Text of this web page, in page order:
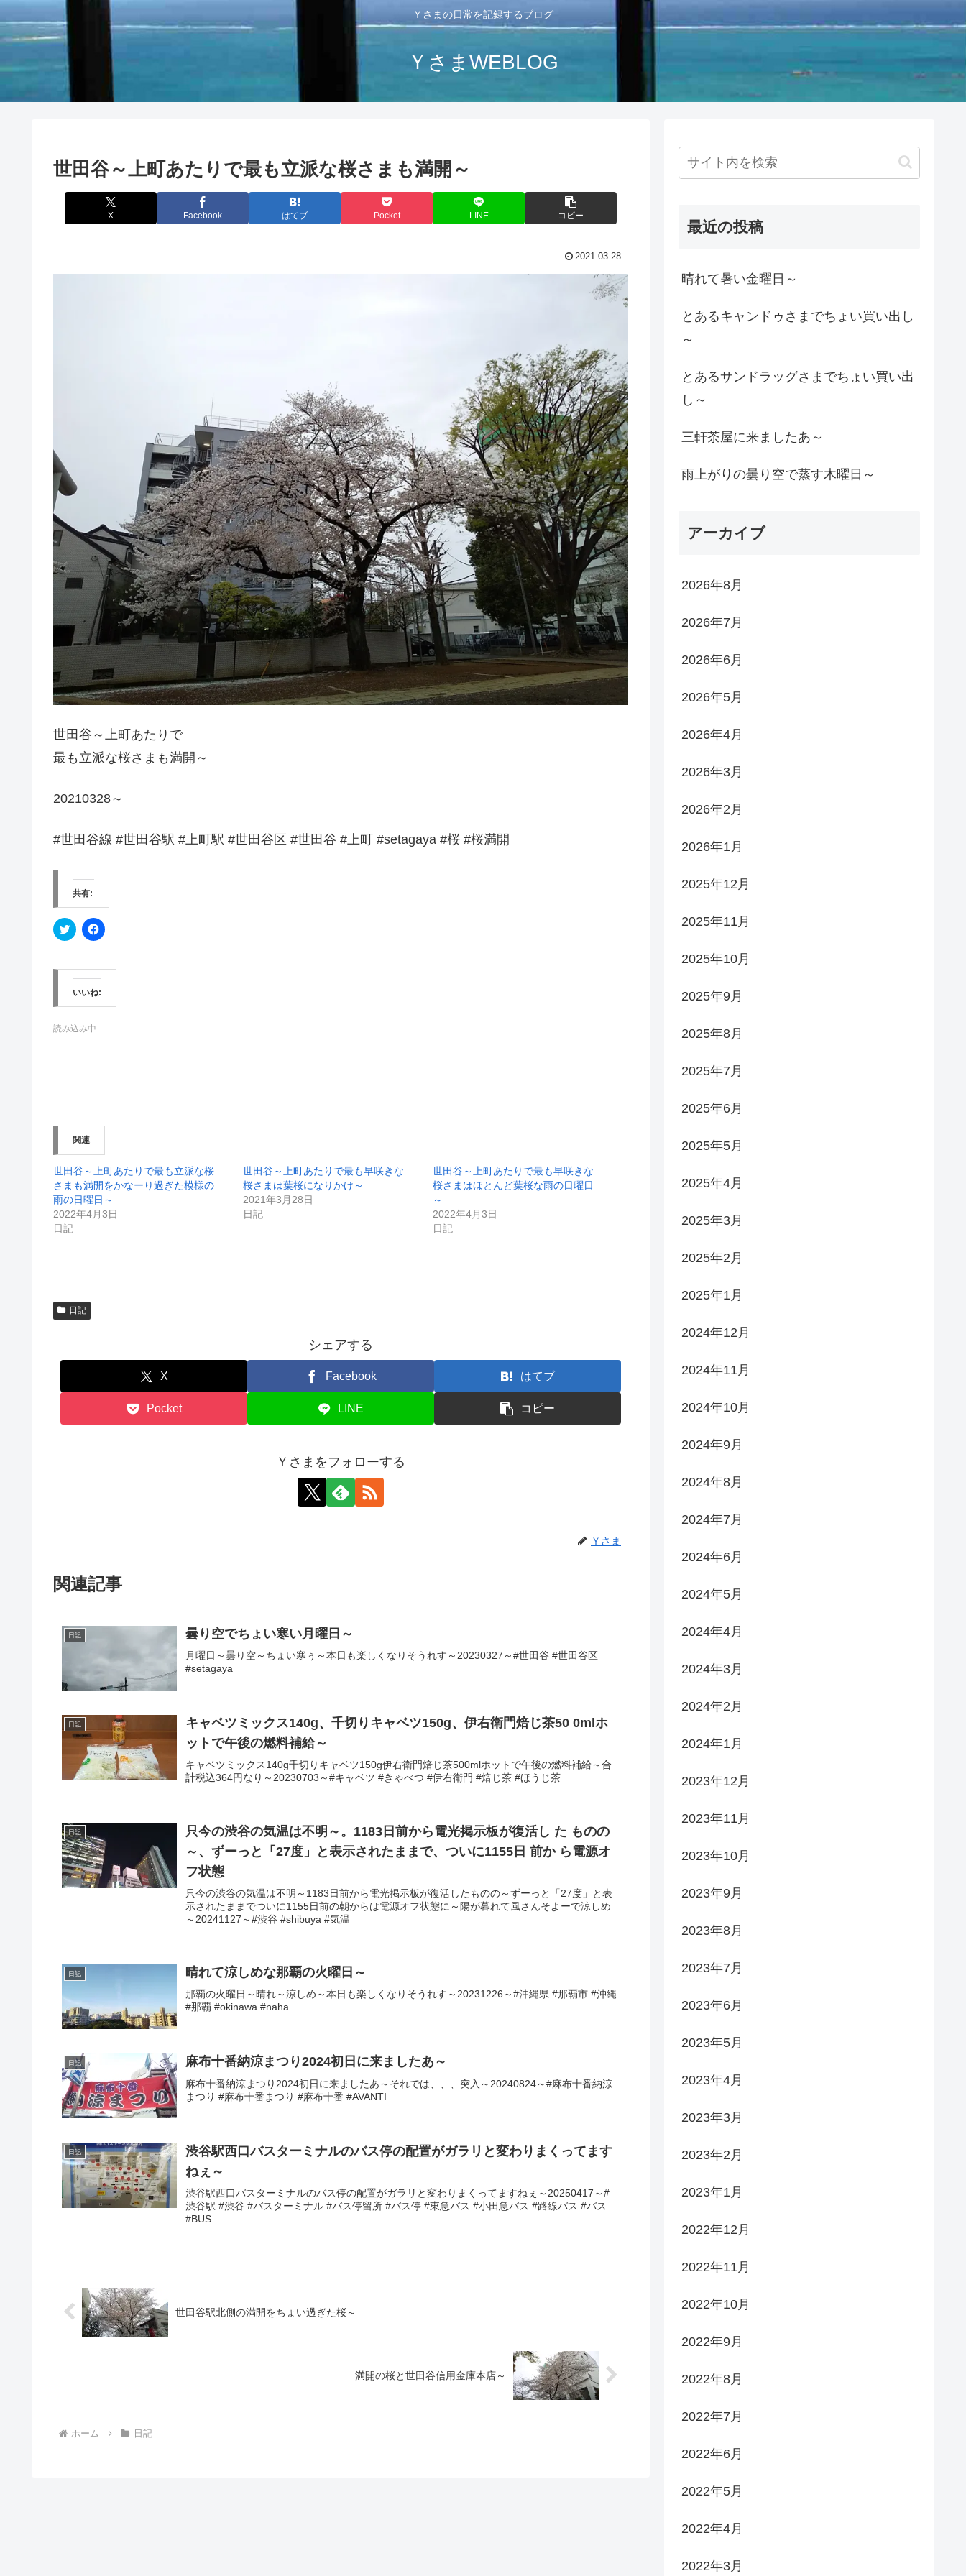
Ｙさまの日常を記録するブログ
ＹさまWEBLOG
世田谷～上町あたりで最も立派な桜さまも満開～
X Facebook はてブ Pocket LINE コピー
2021.03.28
世田谷～上町あたりで
最も立派な桜さまも満開～
20210328～
#世田谷線 #世田谷駅 #上町駅 #世田谷区 #世田谷 #上町 #setagaya #桜 #桜満開
共有:
ク
リ
て
T
w
t
e
ィ
ド
開
き
ま
す
)
F
a
o
o
k
共
す
く
新
し
い
ウ
ィ
ン
いいね:
読み込み中…
関連
世田谷～上町あたりで最も立派な桜
さまも満開をかなーり過ぎた模様の
雨の日曜日～
2022年4月3日
日記
世田谷～上町あたりで最も早咲きな
桜さまは葉桜になりかけ～
2021年3月28日
日記
世田谷～上町あたりで最も早咲きな
桜さまはほとんど葉桜な雨の日曜日
～
2022年4月3日
日記
日記
シェアする
X Facebook はてブ
Pocket LINE コピー
Ｙさまをフォローする
Ｙさま
関連記事
日記 曇り空でちょい寒い月曜日～
月曜日～曇り空～ちょい寒ぅ～本日も楽しくなりそうれす～20230327～#世田谷 #世田谷区
#setagaya
日記
キャベツミックス140g、千切りキャベツ150g、伊右衛門焙じ茶50 0mlホ
ットで午後の燃料補給～
キャベツミックス140g千切りキャベツ150g伊右衛門焙じ茶500mlホットで午後の燃料補給～合
計税込364円なり～20230703～#キャベツ #きゃべつ #伊右衛門 #焙じ茶 #ほうじ茶
日記
只今の渋谷の気温は不明～。1183日前から電光掲示板が復活し た ものの
～、ずーっと「27度」と表示されたままで、ついに1155日 前か ら電源オ
フ状態
只今の渋谷の気温は不明～1183日前から電光掲示板が復活したものの～ずーっと「27度」と表
示されたままでついに1155日前の朝からは電源オフ状態に～陽が暮れて風さんそよーで涼しめ
～20241127～#渋谷 #shibuya #気温
日記 晴れて涼しめな那覇の火曜日～
那覇の火曜日～晴れ～涼しめ～本日も楽しくなりそうれす～20231226～#沖縄県 #那覇市 #沖縄
#那覇 #okinawa #naha
日記 麻布十番納涼まつり2024初日に来ましたあ～
麻布十番納涼まつり2024初日に来ましたあ～それでは、、、突入～20240824～#麻布十番納涼
まつり #麻布十番まつり #麻布十番 #AVANTI
日記
渋谷駅西口バスターミナルのバス停の配置がガラリと変わりまくってます
ねぇ～
渋谷駅西口バスターミナルのバス停の配置がガラリと変わりまくってますねぇ～20250417～#
渋谷駅 #渋谷 #バスターミナル #バス停留所 #バス停 #東急バス #小田急バス #路線バス #バス
#BUS
世田谷駅北側の満開をちょい過ぎた桜～
満開の桜と世田谷信用金庫本店～
ホーム 日記
最近の投稿
晴れて暑い金曜日～
とあるキャンドゥさまでちょい買い出し
～
とあるサンドラッグさまでちょい買い出
し～
三軒茶屋に来ましたあ～
雨上がりの曇り空で蒸す木曜日～
アーカイブ
2026年8月
2026年7月
2026年6月
2026年5月
2026年4月
2026年3月
2026年2月
2026年1月
2025年12月
2025年11月
2025年10月
2025年9月
2025年8月
2025年7月
2025年6月
2025年5月
2025年4月
2025年3月
2025年2月
2025年1月
2024年12月
2024年11月
2024年10月
2024年9月
2024年8月
2024年7月
2024年6月
2024年5月
2024年4月
2024年3月
2024年2月
2024年1月
2023年12月
2023年11月
2023年10月
2023年9月
2023年8月
2023年7月
2023年6月
2023年5月
2023年4月
2023年3月
2023年2月
2023年1月
2022年12月
2022年11月
2022年10月
2022年9月
2022年8月
2022年7月
2022年6月
2022年5月
2022年4月
2022年3月